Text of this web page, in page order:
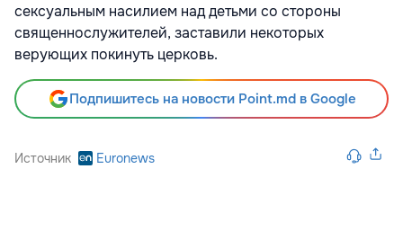
сексуальным насилием над детьми со стороны
священнослужителей, заставили некоторых
верующих покинуть церковь.
Подпишитесь на новости Point.md в Google
Источник Euronews